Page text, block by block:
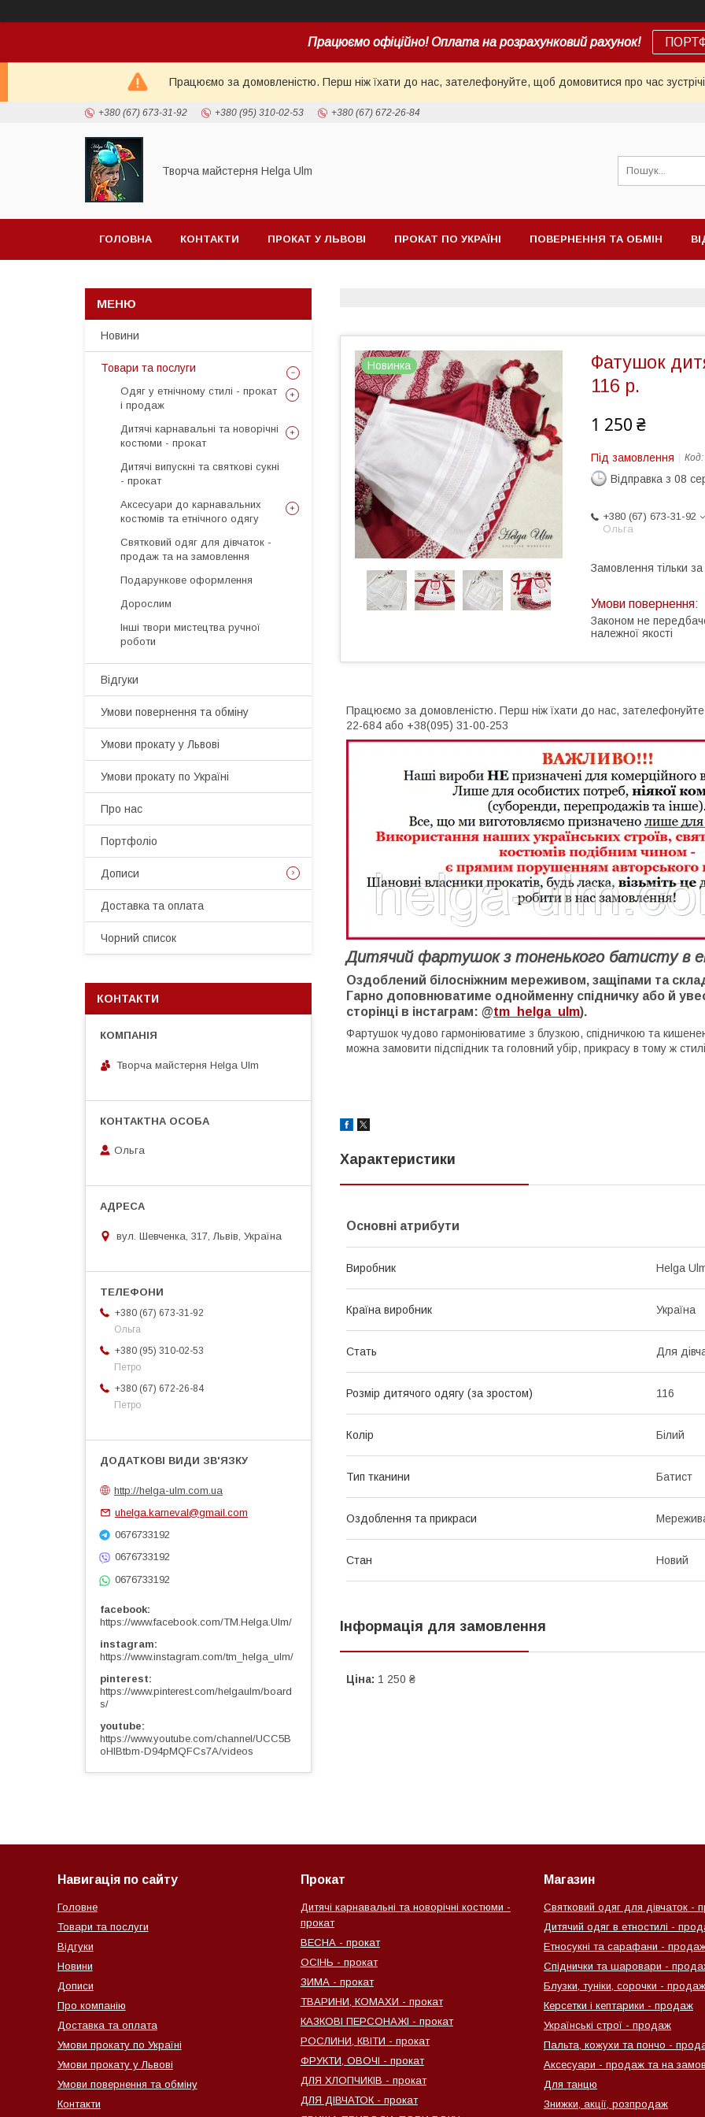
Працюємо офіційно! Оплата на розрахунковий рахунок!
Працюємо за домовленістю. Перш ніж їхати до нас, зателефонуйте, щоб домовитися про час
+380 (67) 673-31-92 +380 (95) 310-02-53 +380 (67) 672-26-84
Творча майстерня Helga Ulm
ГОЛОВНА КОНТАКТИ ПРОКАТ У ЛЬВОВІ ПРОКАТ ПО УКРАЇНІ ПОВЕРНЕННЯ ТА ОБМІН
Новинка
Фатушок
116 р.
1 250 ₴
Під замовлення Код:
Відправка з 08
+380 (67) 673-31-92
Ольга
Замовлення тільки
Законом не
належної якості
Працюємо за домовленістю. Перш ніж їхати до нас,
22-684 або +38(095) 31-00-253
Дитячий фартушок з тоненького батисту в
Оздоблений білосніжним мереживом, защіпами та
Гарно доповнюватиме однойменну спідничку або й
сторінці в інстаграм: @tm_helga_ulm).
Фартушок чудово гармоніюватиме з блузкою, спідничкою та
можна замовити підспідник та головний убір, прикрасу в тому ж
Характеристики
Основні атрибути
Виробник Helga
Країна виробник Україна
Стать Для
Розмір дитячого одягу (за зростом) 116
Колір Білий
Тип тканини Батист
Оздоблення та прикраси
Стан Новий
Інформація для замовлення
Ціна: 1 250 ₴
Новини
Товари та послуги
Одяг у етнічному стилі - прокат
і продаж
Дитячі карнавальні та новорічні
костюми - прокат
Дитячі випускні та святкові сукні
- прокат
Аксесуари до карнавальних
костюмів та етнічного одягу
Святковий одяг для дівчаток -
продаж та на замовлення
Подарункове оформлення
Дорослим
Інші твори мистецтва ручної
роботи
Відгуки
Умови повернення та обміну
Умови прокату у Львові
Умови прокату по Україні
Про нас
Портфоліо
Дописи
Доставка та оплата
Чорний список
КОНТАКТИ
Творча майстерня Helga Ulm
Ольга
вул. Шевченка, 317, Львів, Україна
+380 (67) 673-31-92
Ольга
+380 (95) 310-02-53
Петро
+380 (67) 672-26-84
Петро
http://helga-ulm.com.ua
uhelga.karneval@gmail.com
0676733192
0676733192
0676733192
facebook
https://www.facebook.com/TM.Helga.Ulm/
instagram
https://www.instagram.com/tm_helga_ulm/
pinterest
https://www.pinterest.com/helgaulm/board
s/
youtube
https://www.youtube.com/channel/UCC5B
oHlBtbm-D94pMQFCs7A/videos
Навигація по сайту
Головне
Товари та послуги
Відгуки
Новини
Дописи
Про компанію
Доставка та оплата
Умови прокату по Україні
Умови прокату у Львові
Умови повернення та обміну
Контакти
Прокат
Дитячі карнавальні та новорічні костюми -
прокат
ВЕСНА - прокат
ОСІНЬ - прокат
ЗИМА - прокат
ТВАРИНИ, КОМАХИ - прокат
КАЗКОВІ ПЕРСОНАЖІ - прокат
РОСЛИНИ, КВІТИ - прокат
ФРУКТИ, ОВОЧІ - прокат
ДЛЯ ХЛОПЧИКІВ - прокат
ДЛЯ ДІВЧАТОК - прокат
Магазин
Святковий одяг для дівчаток -
Дитячий одяг в етностилі -
Етносукні та сарафани -
Спіднички та шаровари -
Блузки, туніки, сорочки - продаж
Керсетки і кептарики - продаж
Українські строї - продаж
Пальта, кожухи та пончо -
Аксесуари - продаж та на
Для танцю
Знижки, акції, розпродаж